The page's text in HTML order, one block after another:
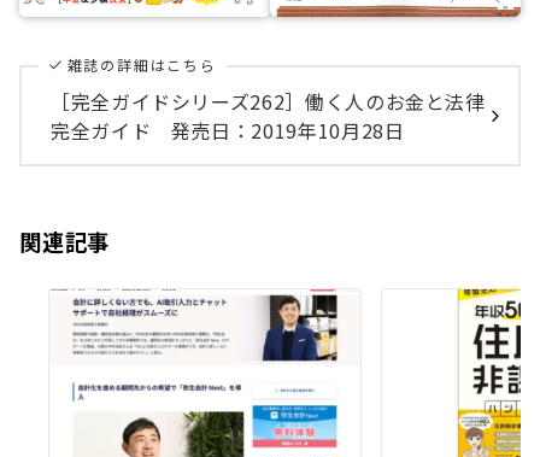
雑誌の詳細はこちら
［完全ガイドシリーズ262］働く人のお金と法律
完全ガイド 発売日：2019年10月28日
関連記事